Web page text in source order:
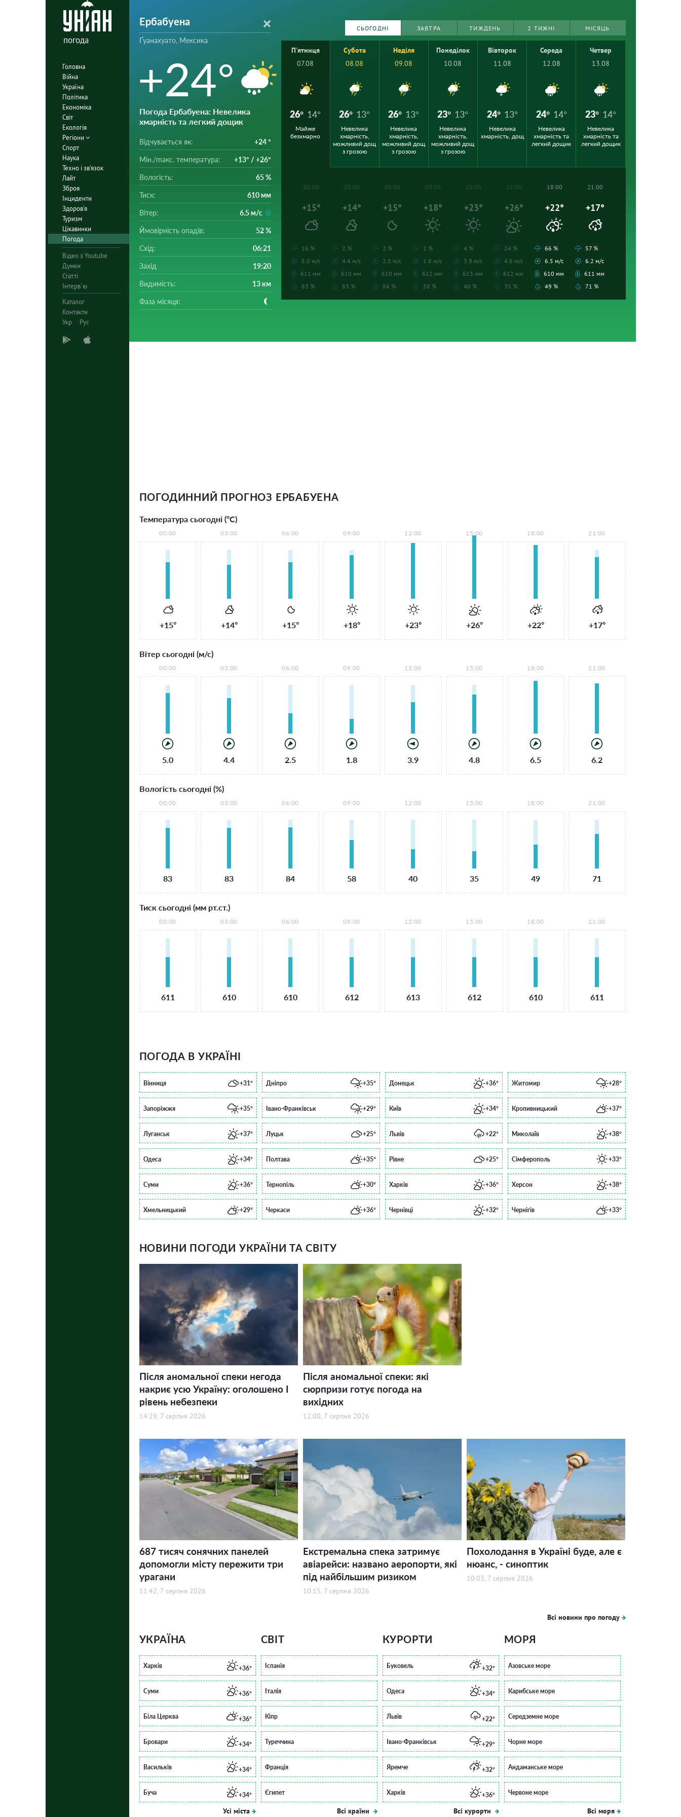
погода
Головна
Війна
Україна
Політика
Економіка
Світ
Екологія
Регіони
Спорт
Наука
Техно і зв'язок
Лайт
Зброя
Інциденти
Здоров'я
Туризм
Цікавинки
Погода
Відео з Youtube
Думки
Статті
Інтерв`ю
Каталог
Контакти
Укр
Рус
Ербабуена
Ґуанахуато, Мексика
+24°
Погода Ербабуена: Невелика
хмарність та легкий дощик
Відчувається як: +24 °
Мін./mакс. температура: +13° / +26°
Вологість: 65 %
Тиск: 610 мм
Вітер: 6.5 м/с
Ймовірність опадів: 52 %
Схід: 06:21
Захід 19:20
Видимість: 13 км
Фаза місяця:
СЬОГОДНІ ЗАВТРА ТИЖДЕНЬ 2 ТИЖНІ МІСЯЦЬ
П'ятниця
07.08
26° 14°
Майже
безхмарно
Субота
08.08
26° 13°
Невелика
хмарність,
можливий дощ
з грозою
Неділя
09.08
26° 13°
Невелика
хмарність,
можливий дощ
з грозою
Понеділок
10.08
23° 13°
Невелика
хмарність,
можливий дощ
з грозою
Вівторок
11.08
24° 13°
Невелика
хмарність, дощ
Середа
12.08
24° 14°
Невелика
хмарність та
легкий дощик
Четвер
13.08
23° 14°
Невелика
хмарність та
легкий дощик
00:00
+15°
16 %
5.0 м/с
611 мм
83 %
03:00
+14°
2 %
4.4 м/с
610 мм
83 %
06:00
+15°
2 %
2.5 м/с
610 мм
84 %
09:00
+18°
2 %
1.8 м/с
612 мм
58 %
12:00
+23°
4 %
3.9 м/с
613 мм
40 %
15:00
+26°
24 %
4.8 м/с
612 мм
35 %
18:00
+22°
66 %
6.5 м/с
610 мм
49 %
21:00
+17°
57 %
6.2 м/с
611 мм
71 %
ПОГОДИННИЙ ПРОГНОЗ ЕРБАБУЕНА
Температура сьогодні (°С)
00:00
+15°
03:00
+14°
06:00
+15°
09:00
+18°
12:00
+23°
15:00
+26°
18:00
+22°
21:00
+17°
Вітер сьогодні (м/с)
00:00
5.0
03:00
4.4
06:00
2.5
09:00
1.8
12:00
3.9
15:00
4.8
18:00
6.5
21:00
6.2
Вологість сьогодні (%)
00:00
83
03:00
83
06:00
84
09:00
58
12:00
40
15:00
35
18:00
49
21:00
71
Тиск сьогодні (мм рт.ст.)
00:00
611
03:00
610
06:00
610
09:00
612
12:00
613
15:00
612
18:00
610
21:00
611
ПОГОДА В УКРАЇНІ
Вінниця +31° Дніпро +35° Донецьк +36° Житомир +28°
Запоріжжя +35° Івано-Франківськ +29° Київ +34° Кропивницький +37°
Луганськ +37° Луцьк +25° Львів +22° Миколаїв +38°
Одеса +34° Полтава +35° Рівне +25° Сімферополь +33°
Суми +36° Тернопіль +30° Харків +36° Херсон +38°
Хмельницький +29° Черкаси +36° Чернівці +32° Чернігів +33°
НОВИНИ ПОГОДИ УКРАЇНИ ТА СВІТУ
Після аномальної спеки негода
накриє усю Україну: оголошено І
рівень небезпеки
14:29, 7 серпня 2026
Після аномальної спеки: які
сюрпризи готує погода на
вихідних
12:00, 7 серпня 2026
687 тисяч сонячних панелей
допомогли місту пережити три
урагани
11:42, 7 серпня 2026
Екстремальна спека затримує
авіарейси: названо аеропорти, які
під найбільшим ризиком
10:15, 7 серпня 2026
Похолодання в Україні буде, але є
нюанс, - синоптик
10:03, 7 серпня 2026
Всі новини про погоду
УКРАЇНА
Харків +36°
Суми +36°
Біла Церква +36°
Бровари +34°
Васильків +34°
Буча +34°
Усі міста
СВІТ
Іспанія
Італія
Кіпр
Туреччина
Франція
Єгипет
Всі країни
КУРОРТИ
Буковель +32°
Одеса +34°
Львів +22°
Івано-Франківськ +29°
Яремче +32°
Харків +36°
Всі курорти
МОРЯ
Азовське море
Карибське море
Середземне море
Чорне море
Андаманське море
Червоне море
Всі моря